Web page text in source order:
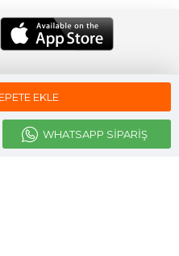
EKLE
WHATSAPP SIPARIŞ
ile Kurulmustur